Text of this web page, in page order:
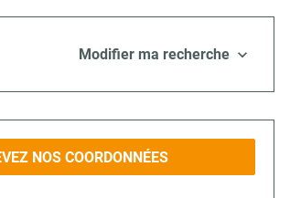
Modifier ma recherche
NOS COORDONNÉES